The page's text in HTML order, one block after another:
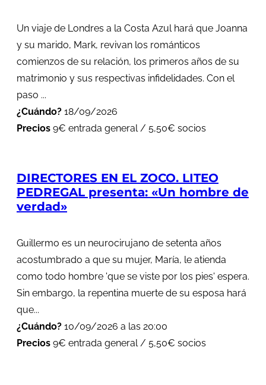
Un viaje de Londres a la Costa Azul hará que Joanna
y su marido, Mark, revivan los románticos
comienzos de su relación, los primeros años de su
matrimonio y sus respectivas infidelidades. Con el
paso ...
¿Cuándo? 18/09/2026
Precios 9€ entrada general / 5,50€ socios
DIRECTORES EN EL ZOCO. LITEO
PEDREGAL presenta: «Un hombre de
verdad»
Guillermo es un neurocirujano de setenta años
acostumbrado a que su mujer, María, le atienda
como todo hombre 'que se viste por los pies' espera.
Sin embargo, la repentina muerte de su esposa hará
que...
¿Cuándo? 10/09/2026 a las 20:00
Precios 9€ entrada general / 5,50€ socios